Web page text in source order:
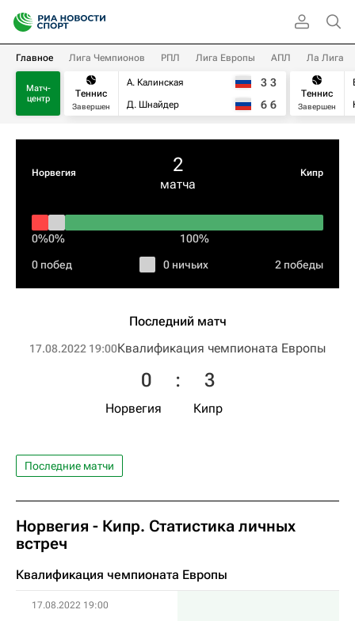
Главное Лига Чемпионов РПЛ Лига Европы АПЛ Ла Лига
Матч-
центр
Теннис
Завершен
А. Калинская
Д. Шнайдер
3 3
6 6
Теннис
Завершен
Норвегия 2
матча
Кипр
0%0% 100%
0 побед 0 ничьих 2 победы
Последний матч
17.08.2022 19:00Квалификация чемпионата Европы
Норвегия
0 : 3
Кипр
Последние матчи
Норвегия - Кипр. Статистика личных
встреч
Квалификация чемпионата Европы
17.08.2022 19:00